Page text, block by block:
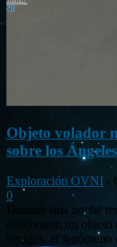
Objeto volador
sobre los Ángeles
Exploración OVNI -
0
Durante una noche
observaron un
testigos, el